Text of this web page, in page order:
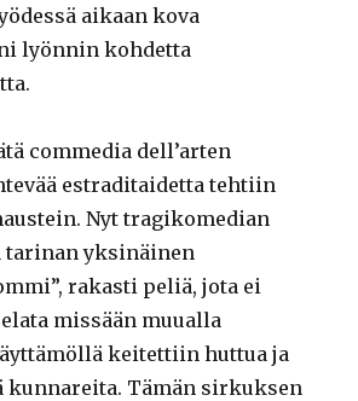
aikaan kova
lyönnin kohdetta
commedia dell’arten
estraditaidetta tehtiin
Nyt tragikomedian
tarinan yksinäinen
rakasti peliä, jota ei
missään muualla
keitettiin huttua ja
Tämän sirkuksen